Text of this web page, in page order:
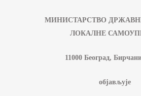
МИНИСТАРСТВО
ЛОКАЛНЕ
11000 Београд,
објављује